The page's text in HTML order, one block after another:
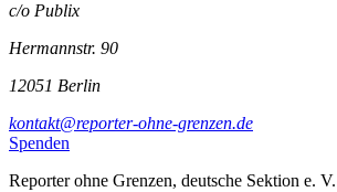
c/o Publix
Hermannstr. 90
12051 Berlin
kontakt@reporter-ohne-grenzen.de
Spenden
Reporter ohne Grenzen, deutsche Sektion e. V.